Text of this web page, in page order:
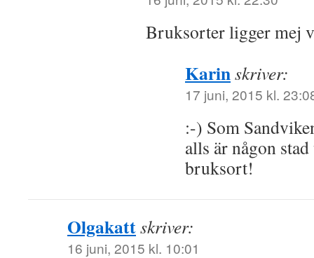
Bruksorter ligger mej
Karinskriver:
17 juni, 2015 kl.
:-) Som
alls är någon
bruksort!
Olgakattskriver:
16 juni, 2015 kl. 10:01